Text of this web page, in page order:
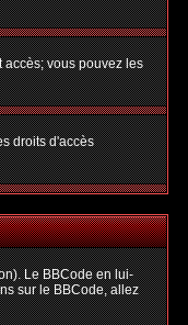
accès; vous pouvez les
droits d'accès
Le BBCode en lui-
sur le BBCode, allez